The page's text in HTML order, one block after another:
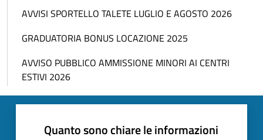
AVVISI SPORTELLO TALETE LUGLIO E AGOSTO 2026
GRADUATORIA BONUS LOCAZIONE 2025
AVVISO PUBBLICO AMMISSIONE MINORI AI CENTRI
ESTIVI 2026
Quanto sono chiare le informazioni